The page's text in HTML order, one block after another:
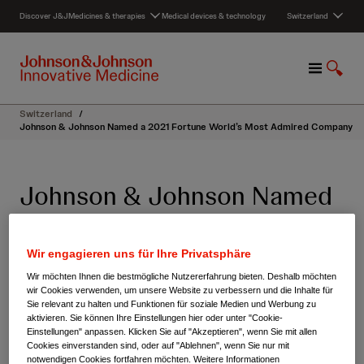
c
Discover J&JMedicines & therapies Medical devices & technology Switzerland
M
n
u
S
c
h
e
n
Switzerland /
Johnson & Johnson Named a 2021 Fortune World’s Most Admired Company
Johnson & Johnson Named
Most Admired Company
02. Februar 2021 Teilen
Wir engagieren uns für Ihre Privatsphäre
Wir möchten Ihnen die bestmögliche Nutzererfahrung bieten. Deshalb möchten
wir Cookies verwenden, um unsere Website zu verbessern und die Inhalte für
Sie relevant zu halten und Funktionen für soziale Medien und Werbung zu
aktivieren. Sie können Ihre Einstellungen hier oder unter "Cookie-
Einstellungen" anpassen. Klicken Sie auf "Akzeptieren", wenn Sie mit allen
Cookies einverstanden sind, oder auf "Ablehnen", wenn Sie nur mit
notwendigen Cookies fortfahren möchten. Weitere Informationen